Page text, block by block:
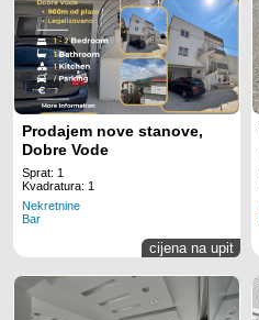
Prodajem nove stanove,
Dobre Vode
Sprat: 1
Kvadratura: 1
Nekretnine
Bar
cijena na upit